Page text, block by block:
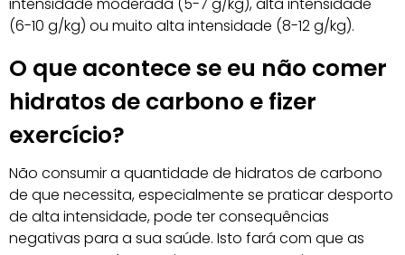
(6-10 g/kg) ou muito alta intensidade (8-12 g/kg).
O que acontece se eu não comer
hidratos de carbono e fizer
exercício?
Não consumir a quantidade de hidratos de carbono
de que necessita, especialmente se praticar desporto
de alta intensidade, pode ter consequências
negativas para a sua saúde. Isto fará com que as